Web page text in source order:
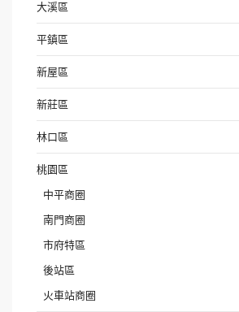
大溪區
平鎮區
新屋區
新莊區
林口區
桃園區
中平商圈
南門商圈
市府特區
後站區
火車站商圈